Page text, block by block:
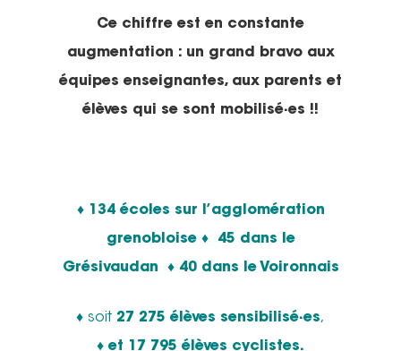
Ce chiffre est en constante
augmentation :un grand bravo aux
équipes enseignantes, aux parents et
élèves qui se sont mobilisé·es !!
♦ 134 écoles sur l’agglomération
grenobloise ♦ 45 dans le
Grésivaudan ♦ 40 dans le Voironnais
♦ soit 27 275 élèves sensibilisé·es,
♦ et 17 795 élèves cyclistes.